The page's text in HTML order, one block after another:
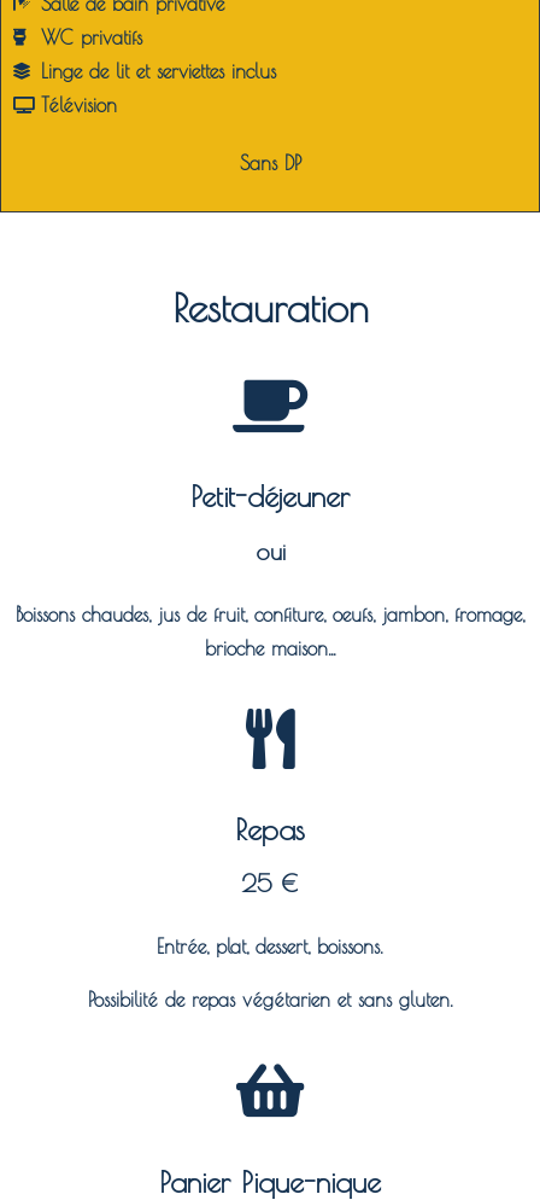
WC privatifs
Linge de lit et serviettes inclus
Télévision
Sans DP
Restauration
Petit-déjeuner
oui
Boissons chaudes, jus de fruit, confiture, oeufs, jambon, fromage,
brioche maison…
Repas
25 €
Entrée, plat, dessert, boissons.
Possibilité de repas végétarien et sans gluten.
Panier Pique-nique